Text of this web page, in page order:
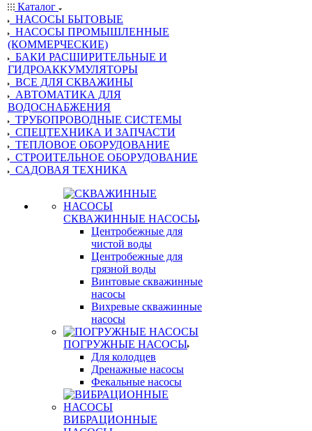
Каталог
НАСОСЫ БЫТОВЫЕ
НАСОСЫ ПРОМЫШЛЕННЫЕ
(КОММЕРЧЕСКИЕ)
БАКИ РАСШИРИТЕЛЬНЫЕ И
ГИДРОАККУМУЛЯТОРЫ
ВСЕ ДЛЯ СКВАЖИНЫ
АВТОМАТИКА ДЛЯ
ВОДОСНАБЖЕНИЯ
ТРУБОПРОВОДНЫЕ СИСТЕМЫ
СПЕЦТЕХНИКА И ЗАПЧАСТИ
ТЕПЛОВОЕ ОБОРУДОВАНИЕ
СТРОИТЕЛЬНОЕ ОБОРУДОВАНИЕ
САДОВАЯ ТЕХНИКА
СКВАЖИННЫЕ НАСОСЫ
Центробежные для
чистой воды
Центробежные для
грязной воды
Винтовые скважинные
насосы
Вихревые скважинные
насосы
ПОГРУЖНЫЕ НАСОСЫ
Для колодцев
Дренажные насосы
Фекальные насосы
ВИБРАЦИОННЫЕ